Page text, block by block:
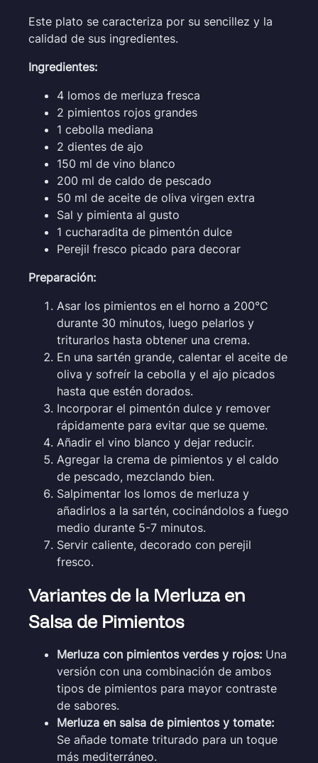
Este plato se caracteriza por su sencillez y la
calidad de sus ingredientes.
Ingredientes:
4 lomos de merluza fresca
2 pimientos rojos grandes
1 cebolla mediana
2 dientes de ajo
150 ml de vino blanco
200 ml de caldo de pescado
50 ml de aceite de oliva virgen extra
Sal y pimienta al gusto
1 cucharadita de pimentón dulce
Perejil fresco picado para decorar
Preparación:
Asar los pimientos en el horno a 200°C
durante 30 minutos, luego pelarlos y
triturarlos hasta obtener una crema.
En una sartén grande, calentar el aceite de
oliva y sofreír la cebolla y el ajo picados
hasta que estén dorados.
Incorporar el pimentón dulce y remover
rápidamente para evitar que se queme.
Añadir el vino blanco y dejar reducir.
Agregar la crema de pimientos y el caldo
de pescado, mezclando bien.
Salpimentar los lomos de merluza y
añadirlos a la sartén, cocinándolos a fuego
medio durante 5-7 minutos.
Servir caliente, decorado con perejil
fresco.
Variantes de la Merluza en
Salsa de Pimientos
Merluza con pimientos verdes y rojos: Una
versión con una combinación de ambos
tipos de pimientos para mayor contraste
de sabores.
Merluza en salsa de pimientos y tomate:
Se añade tomate triturado para un toque
más mediterráneo.